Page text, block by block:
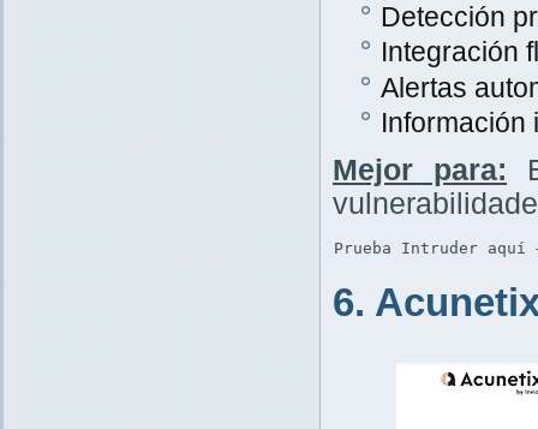
Detección
Integración
Alertas
Información
Mejor para:
Prueba Intruder
6.